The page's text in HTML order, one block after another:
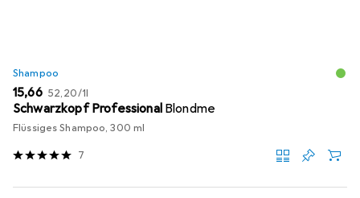
Shampoo
EUR
15,66 EUR
52,20/1l
Schwarzkopf Professional Blondme
Flüssiges Shampoo, 300 ml
7